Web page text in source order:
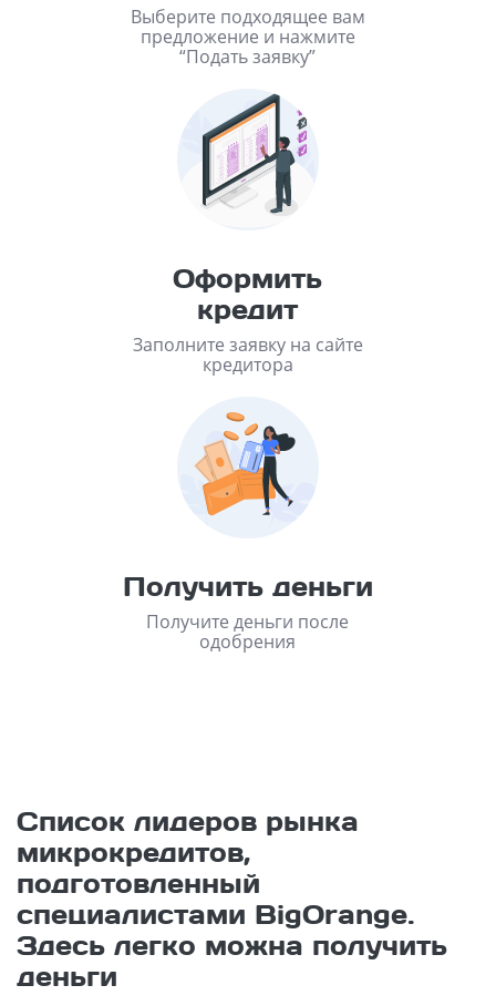
Выберите подходящее вам
предложение и нажмите
“Подать заявку”
Оформить
кредит
Заполните заявку на сайте
кредитора
Получить деньги
Получите деньги после
одобрения
Список лидеров рынка
микрокредитов,
подготовленный
специалистами BigOrange.
Здесь легко можна получить
деньги